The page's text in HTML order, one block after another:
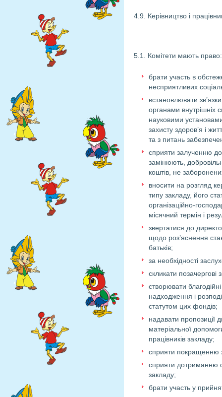
4.9. Керівництво і
5.1. Комітети мають право:
брати участь в
несприятливих
встановлювати
органами внутрішніх
науковими
захисту здоров’я і
та з питань
сприяти залученню
замінюють,
коштів, не
вносити на розгляд
типу закладу, його
організаційно-
місячний термін і
звертатися до
щодо роз’яснення
батьків;
за необхідності
скликати позачергові
створювати
надходження і
статутом цих фондів;
надавати пропозиції
матеріальної
працівників закладу;
сприяти покращенню
сприяти дотриманню
закладу;
брати участь у